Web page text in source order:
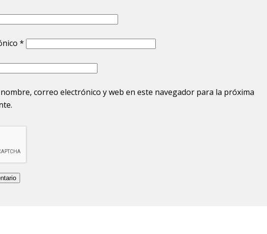
*
correo electrónico y web en este navegador para la próxima